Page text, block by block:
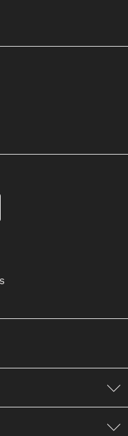
votre compte client à la